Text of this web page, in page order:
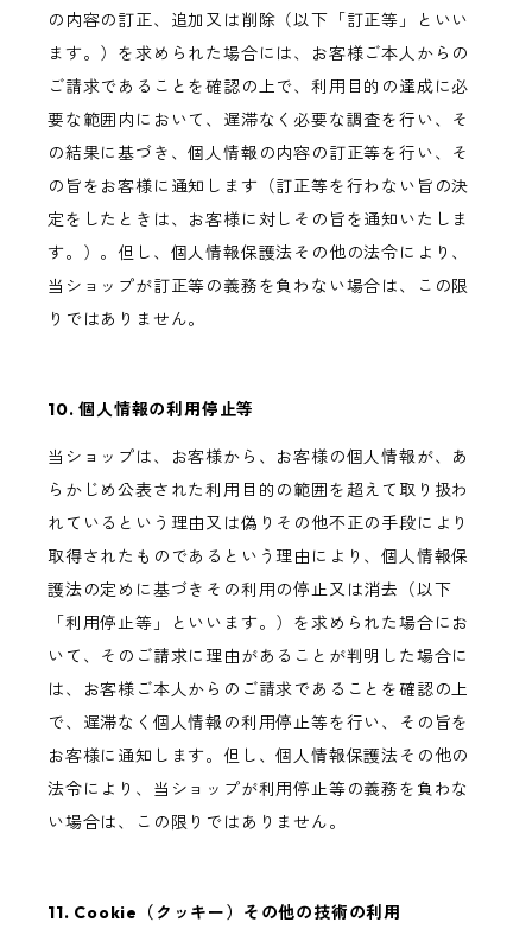
の内容の訂正、追加又は削除（以下「訂正等」といい
ます。）を求められた場合には、お客様ご本人からの
ご請求であることを確認の上で、利用目的の達成に必
要な範囲内において、遅滞なく必要な調査を行い、そ
の結果に基づき、個人情報の内容の訂正等を行い、そ
の旨をお客様に通知します（訂正等を行わない旨の決
定をしたときは、お客様に対しその旨を通知いたしま
す。）。但し、個人情報保護法その他の法令により、
当ショップが訂正等の義務を負わない場合は、この限
りではありません。
10. 個人情報の利用停止等
当ショップは、お客様から、お客様の個人情報が、あ
らかじめ公表された利用目的の範囲を超えて取り扱わ
れているという理由又は偽りその他不正の手段により
取得されたものであるという理由により、個人情報保
護法の定めに基づきその利用の停止又は消去（以下
「利用停止等」といいます。）を求められた場合にお
いて、そのご請求に理由があることが判明した場合に
は、お客様ご本人からのご請求であることを確認の上
で、遅滞なく個人情報の利用停止等を行い、その旨を
お客様に通知します。但し、個人情報保護法その他の
法令により、当ショップが利用停止等の義務を負わな
い場合は、この限りではありません。
11. Cookie（クッキー）その他の技術の利用